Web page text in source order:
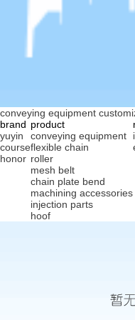
conveying equipment
brand
yuyin
course
honor
product
conveying equipment
flexible chain
roller
mesh belt
chain plate bend
machining accessories
injection parts
hoof